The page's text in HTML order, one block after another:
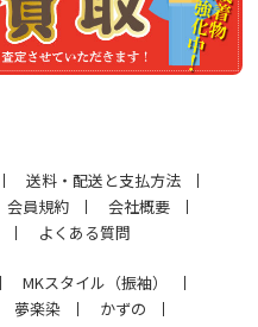
送料・配送と支払方法
会員規約
会社概要
よくある質問
MKスタイル（振袖）
夢楽染
かずの